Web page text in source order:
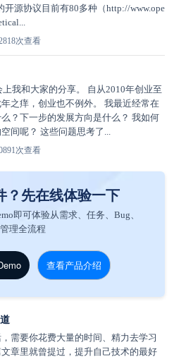
开源协议目前有80多种（http://www.ope
次查看
我和大家的分享。 自从2010年创业至
之痒，创业也不例外。 我最近经常在
？下一步的发展方向是什么？ 我如何
间呢？ 这些问题思考了...
次查看
？先在线体验一下
即可体验从需求、任务、Bug、
理全流程
查看产品介绍
需要你花费大量的时间、精力去学习
章里就曾提过，提升自己技术的最好